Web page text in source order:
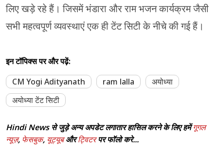
लिए खड़े रहे हैं। जिसमें भंडारा और राम भजन कार्यक्रम जैसी
सभी महत्वपूर्ण व्यवस्थाएं एक ही टेंट सिटी के नीचे की गई हैं।
इन टॉपिक्स पर और पढ़ें:
CM Yogi Adityanath
ram lalla
अयोध्या
अयोध्या टेंट सिटी
Hindi News से जुड़े अन्य अपडेट लगातार हासिल करने के लिए हमेंगूगल
न्यूज़, फेसबुक, यूट्यूबऔरट्विटरपर फॉलो करे...